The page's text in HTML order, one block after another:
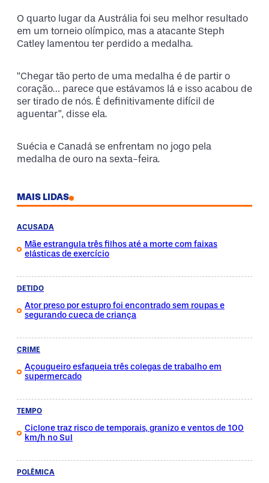
O quarto lugar da Austrália foi seu melhor resultado
em um torneio olímpico, mas a atacante Steph
Catley lamentou ter perdido a medalha.
“Chegar tão perto de uma medalha é de partir o
coração… parece que estávamos lá e isso acabou de
ser tirado de nós. É definitivamente difícil de
aguentar”, disse ela.
Suécia e Canadá se enfrentam no jogo pela
medalha de ouro na sexta-feira.
MAIS LIDAS
ACUSADA
Mãe estrangula três filhos até a morte com faixas
elásticas de exercício
DETIDO
Ator preso por estupro foi encontrado sem roupas e
segurando cueca de criança
CRIME
Açougueiro esfaqueia três colegas de trabalho em
supermercado
TEMPO
Ciclone traz risco de temporais, granizo e ventos de 100
km/h no Sul
POLÊMICA